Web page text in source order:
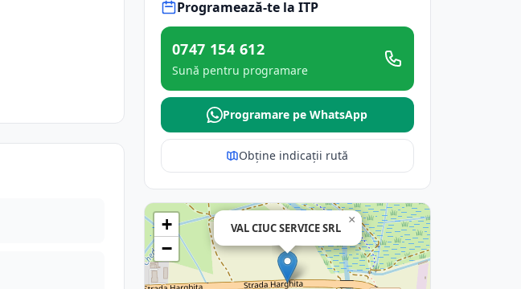
Programează-te la ITP
0747 154 612
Sună pentru programare
Programare pe WhatsApp
Obține indicații rută
VAL CIUC SERVICE SRL
×
+
−